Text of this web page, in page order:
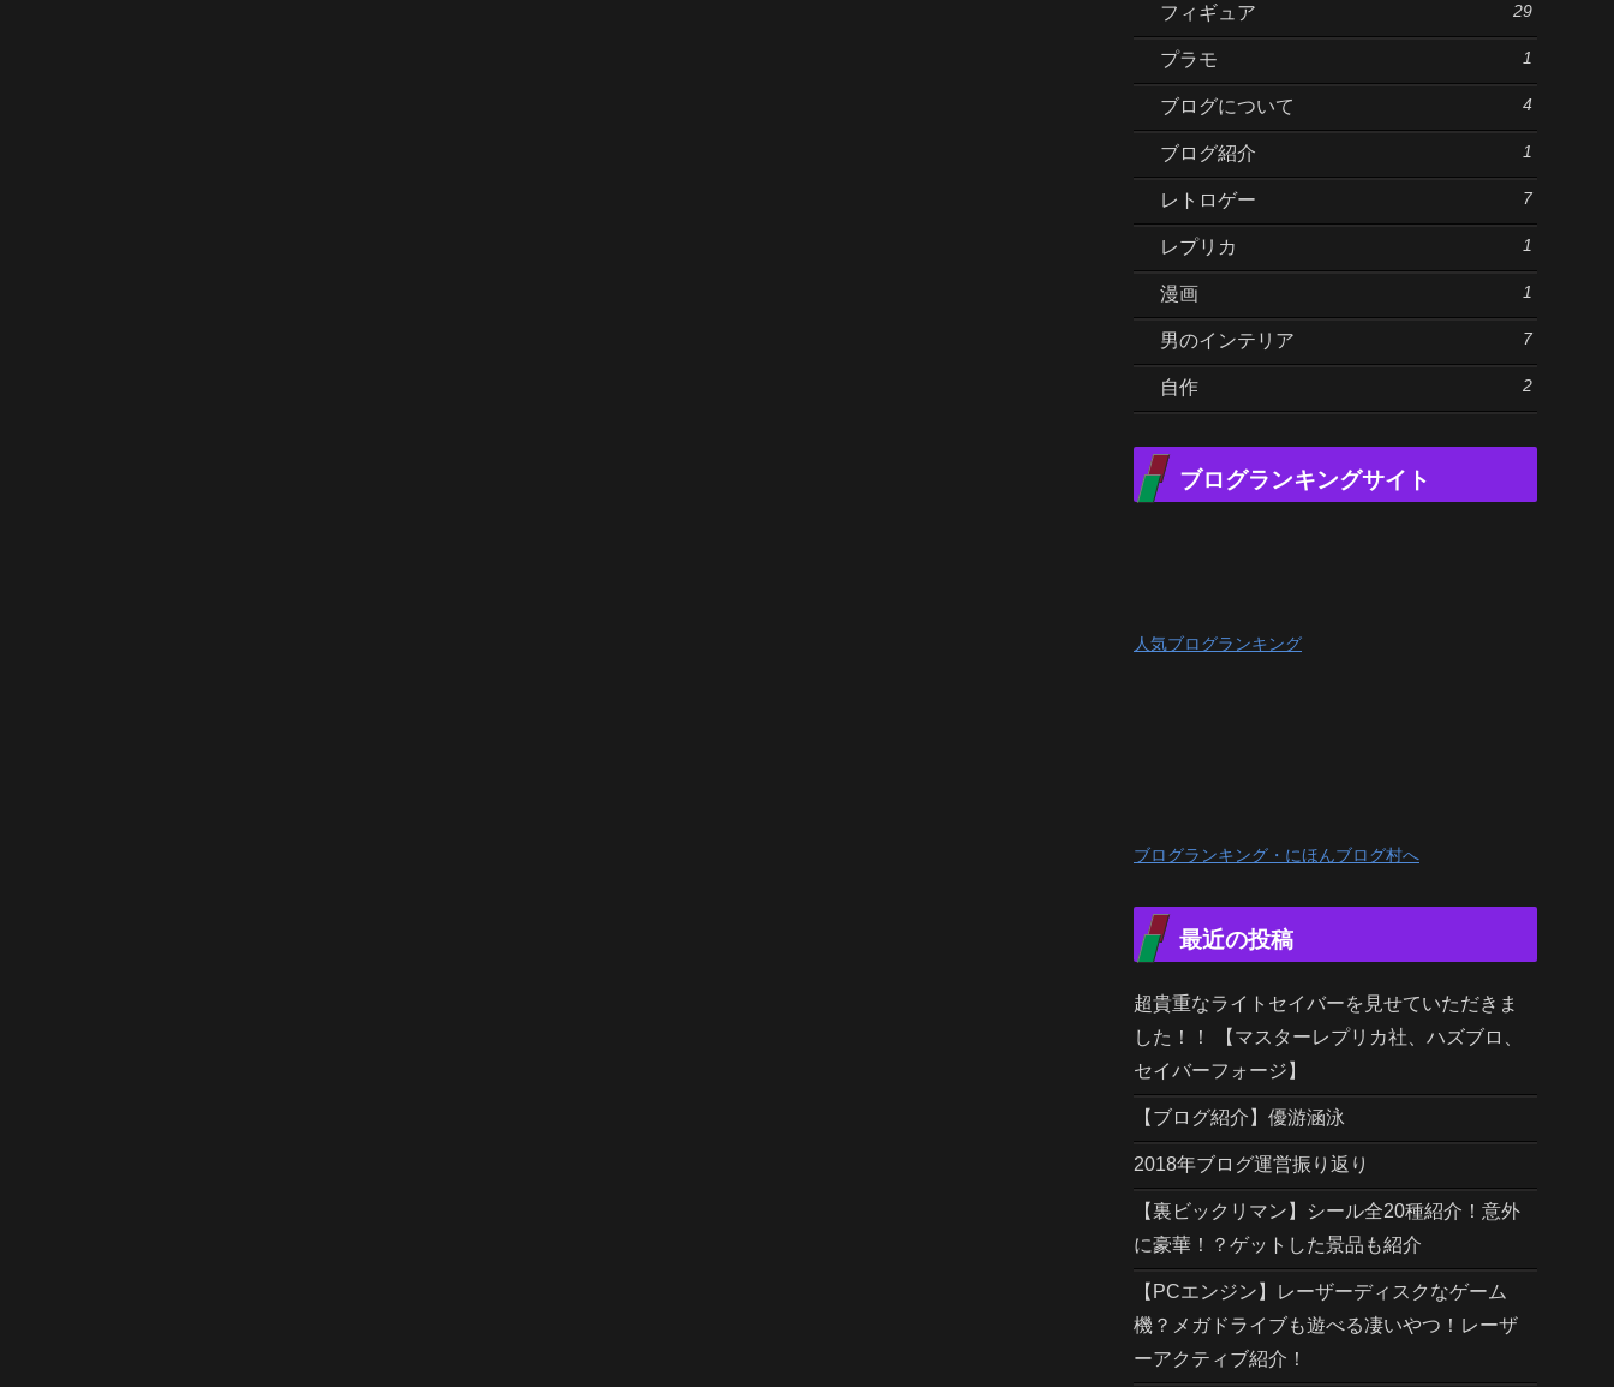
フィギュア 29
プラモ 1
ブログについて 4
ブログ紹介 1
レトロゲー 7
レプリカ 1
漫画 1
男のインテリア 7
自作 2
ブログランキングサイト
人気ブログランキング
ブログランキング・にほんブログ村へ
最近の投稿
超貴重なライトセイバーを見せていただきま
した！！ 【マスターレプリカ社、ハズブロ、
セイバーフォージ】
【ブログ紹介】優游涵泳
2018年ブログ運営振り返り
【裏ビックリマン】シール全20種紹介！意外
に豪華！？ゲットした景品も紹介
【PCエンジン】レーザーディスクなゲーム
機？メガドライブも遊べる凄いやつ！レーザ
ーアクティブ紹介！